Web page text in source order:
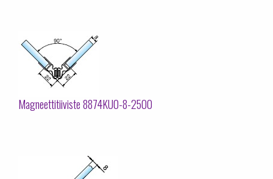
Magneettitiiviste 8874KU0-8-2500